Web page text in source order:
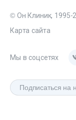
© Он Клиник, 1995-
Карта сайта
Мы в соцсетях